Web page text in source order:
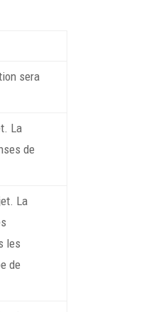
sera
La
de
La
les
de